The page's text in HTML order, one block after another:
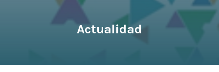
Actualidad